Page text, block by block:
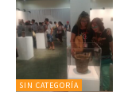
SIN CATEGORÍA